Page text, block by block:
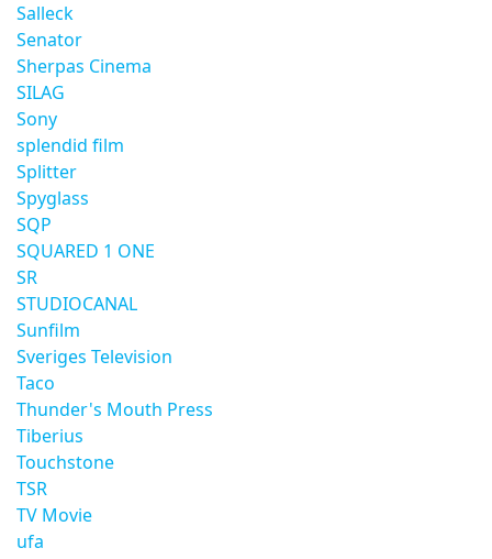
Salleck
Senator
Sherpas Cinema
SILAG
Sony
splendid film
Splitter
Spyglass
SQP
SQUARED 1 ONE
SR
STUDIOCANAL
Sunfilm
Sveriges Television
Taco
Thunder's Mouth Press
Tiberius
Touchstone
TSR
TV Movie
ufa